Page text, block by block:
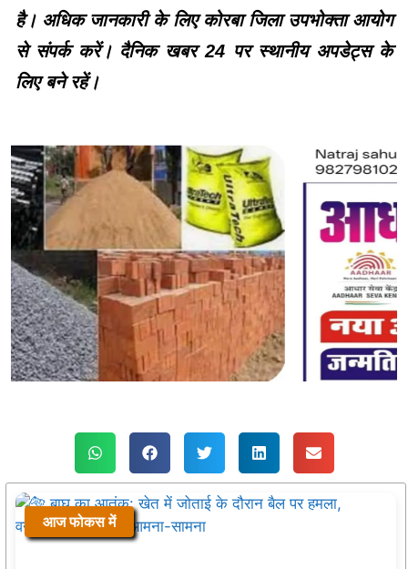
है। अधिक जानकारी के लिए कोरबा जिला उपभोक्ता आयोग
से संपर्क करें। दैनिक खबर 24 पर स्थानीय अपडेट्स के
लिए बने रहें।
आज फोकस में
आज फोकस में